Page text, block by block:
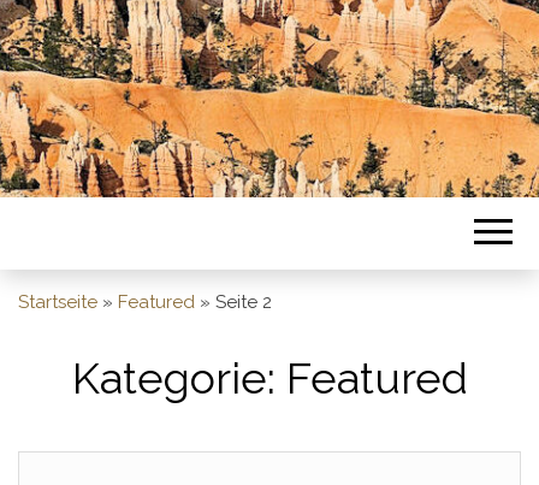
Startseite » Featured » Seite 2
Kategorie: Featured